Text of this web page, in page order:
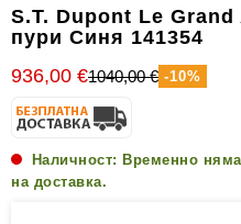
Други
аксесоари
пури
S.T. Dupont Le
пури Синя 141354
936,00 €1040,00 € -10%
Наличност: Временно няма
на доставка.